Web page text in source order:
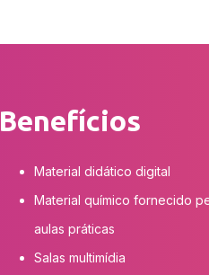
Benefícios
Material didático digital
Material químico fornecido
aulas práticas
Salas multimídia